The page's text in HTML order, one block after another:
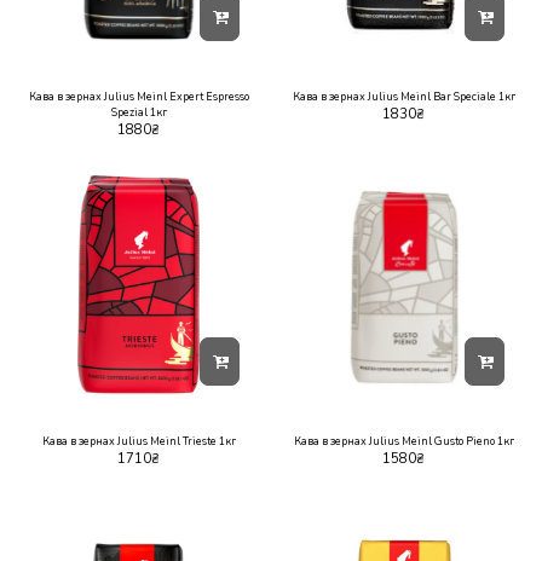
Кава в зернах Julius Meinl Expert Espresso
Spezial 1кг
1880₴
Кава в зернах Julius Meinl Bar Speciale 1кг
1830₴
Кава в зернах Julius Meinl Trieste 1кг
1710₴
Кава в зернах Julius Meinl Gusto Pieno 1кг
1580₴